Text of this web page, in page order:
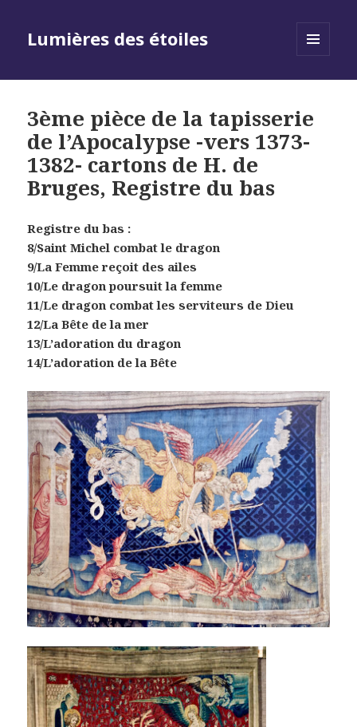
Lumières des étoiles
3ème pièce de la tapisserie
de l’Apocalypse -vers 1373-
1382- cartons de H. de
Bruges, Registre du bas
Registre du bas :
8/Saint Michel combat le dragon
9/La Femme reçoit des ailes
10/Le dragon poursuit la femme
11/Le dragon combat les serviteurs de Dieu
12/La Bête de la mer
13/L’adoration du dragon
14/L’adoration de la Bête